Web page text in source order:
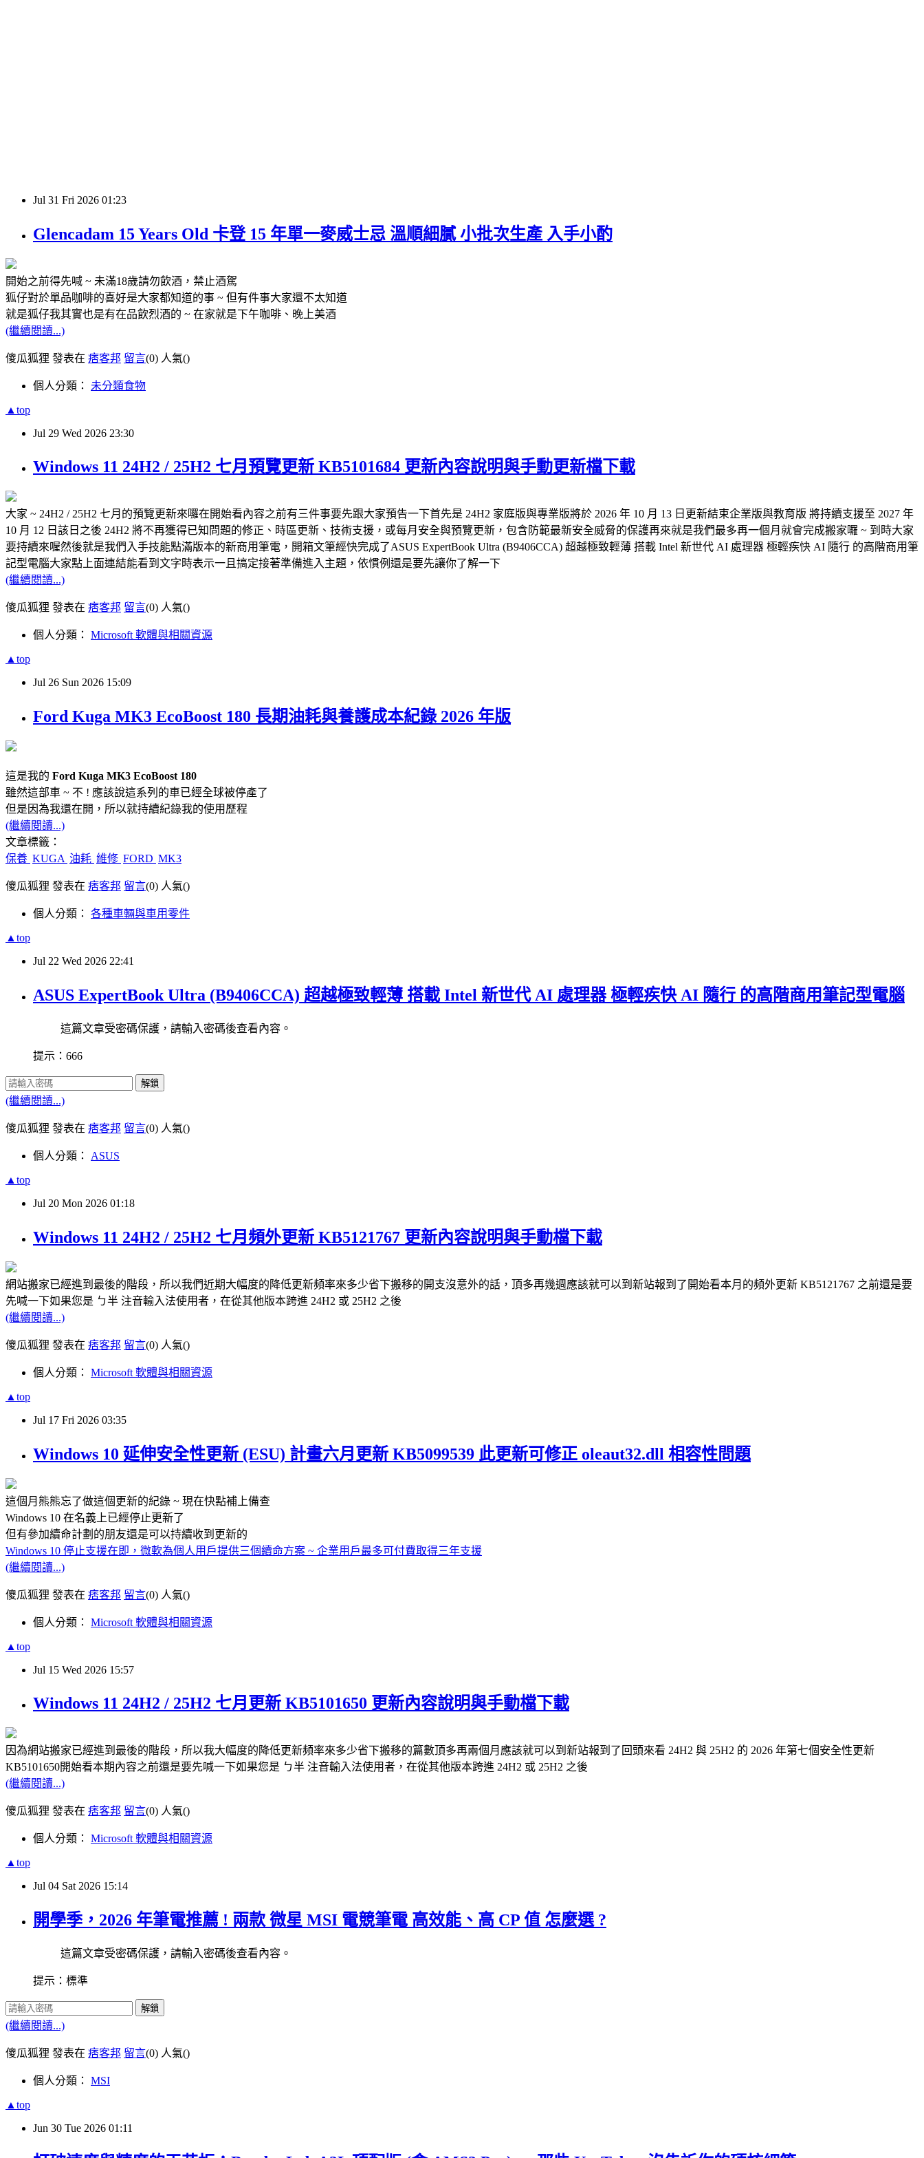
Jul 31 Fri 2026 01:23
Glencadam 15 Years Old 卡登 15 年單一麥威士忌 溫順細膩 小批次生產 入手小酌
開始之前得先喊 ~ 未滿18歲請勿飲酒，禁止酒駕
狐仔對於單品咖啡的喜好是大家都知道的事 ~ 但有件事大家還不太知道
就是狐仔我其實也是有在品飲烈酒的 ~ 在家就是下午咖啡、晚上美酒
(繼續閱讀...)
傻瓜狐狸 發表在 痞客邦 留言(0) 人氣()
個人分類： 未分類食物
▲top
Jul 29 Wed 2026 23:30
Windows 11 24H2 / 25H2 七月預覽更新 KB5101684 更新內容說明與手動更新檔下載
大家 ~ 24H2 / 25H2 七月的預覽更新來囉在開始看內容之前有三件事要先跟大家預告一下首先是 24H2 家庭版與專業版將於 2026 年 10 月 13 日更新結束企業版與教育版 將持續支援至 2027 年
10 月 12 日該日之後 24H2 將不再獲得已知問題的修正、時區更新、技術支援，或每月安全與預覽更新，包含防範最新安全威脅的保護再來就是我們最多再一個月就會完成搬家囉 ~ 到時大家
要持續來喔然後就是我們入手技能點滿版本的新商用筆電，開箱文筆經快完成了ASUS ExpertBook Ultra (B9406CCA) 超越極致輕薄 搭載 Intel 新世代 AI 處理器 極輕疾快 AI 隨行 的高階商用筆
記型電腦大家點上面連結能看到文字時表示一且搞定接著準備進入主題，依慣例還是要先讓你了解一下
(繼續閱讀...)
傻瓜狐狸 發表在 痞客邦 留言(0) 人氣()
個人分類： Microsoft 軟體與相關資源
▲top
Jul 26 Sun 2026 15:09
Ford Kuga MK3 EcoBoost 180 長期油耗與養護成本紀錄 2026 年版
這是我的 Ford Kuga MK3 EcoBoost 180
雖然這部車 ~ 不 ! 應該說這系列的車已經全球被停產了
但是因為我還在開，所以就持續紀錄我的使用歷程
(繼續閱讀...)
文章標籤：
保養 KUGA 油耗 維修 FORD MK3
傻瓜狐狸 發表在 痞客邦 留言(0) 人氣()
個人分類： 各種車輛與車用零件
▲top
Jul 22 Wed 2026 22:41
ASUS ExpertBook Ultra (B9406CCA) 超越極致輕薄 搭載 Intel 新世代 AI 處理器 極輕疾快 AI 隨行 的高階商用筆記型電腦
這篇文章受密碼保護，請輸入密碼後查看內容。
提示：666
解鎖
(繼續閱讀...)
傻瓜狐狸 發表在 痞客邦 留言(0) 人氣()
個人分類： ASUS
▲top
Jul 20 Mon 2026 01:18
Windows 11 24H2 / 25H2 七月頻外更新 KB5121767 更新內容說明與手動檔下載
網站搬家已經進到最後的階段，所以我們近期大幅度的降低更新頻率來多少省下搬移的開支沒意外的話，頂多再幾週應該就可以到新站報到了開始看本月的頻外更新 KB5121767 之前還是要
先喊一下如果您是 ㄅ半 注音輸入法使用者，在從其他版本跨進 24H2 或 25H2 之後
(繼續閱讀...)
傻瓜狐狸 發表在 痞客邦 留言(0) 人氣()
個人分類： Microsoft 軟體與相關資源
▲top
Jul 17 Fri 2026 03:35
Windows 10 延伸安全性更新 (ESU) 計畫六月更新 KB5099539 此更新可修正 oleaut32.dll 相容性問題
這個月熊熊忘了做這個更新的紀錄 ~ 現在快點補上備查
Windows 10 在名義上已經停止更新了
但有參加續命計劃的朋友還是可以持續收到更新的
Windows 10 停止支援在即，微軟為個人用戶提供三個續命方案 ~ 企業用戶最多可付費取得三年支援
(繼續閱讀...)
傻瓜狐狸 發表在 痞客邦 留言(0) 人氣()
個人分類： Microsoft 軟體與相關資源
▲top
Jul 15 Wed 2026 15:57
Windows 11 24H2 / 25H2 七月更新 KB5101650 更新內容說明與手動檔下載
因為網站搬家已經進到最後的階段，所以我大幅度的降低更新頻率來多少省下搬移的篇數頂多再兩個月應該就可以到新站報到了回頭來看 24H2 與 25H2 的 2026 年第七個安全性更新
KB5101650開始看本期內容之前還是要先喊一下如果您是 ㄅ半 注音輸入法使用者，在從其他版本跨進 24H2 或 25H2 之後
(繼續閱讀...)
傻瓜狐狸 發表在 痞客邦 留言(0) 人氣()
個人分類： Microsoft 軟體與相關資源
▲top
Jul 04 Sat 2026 15:14
開學季，2026 年筆電推薦 ! 兩款 微星 MSI 電競筆電 高效能、高 CP 值 怎麼選 ?
這篇文章受密碼保護，請輸入密碼後查看內容。
提示：標準
解鎖
(繼續閱讀...)
傻瓜狐狸 發表在 痞客邦 留言(0) 人氣()
個人分類： MSI
▲top
Jun 30 Tue 2026 01:11